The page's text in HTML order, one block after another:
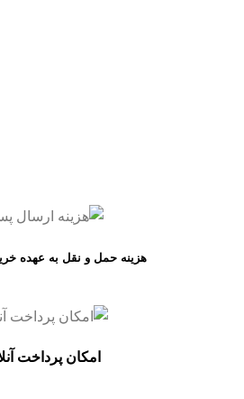
هزینه حمل و نقل به عهده
امکان پرداخت